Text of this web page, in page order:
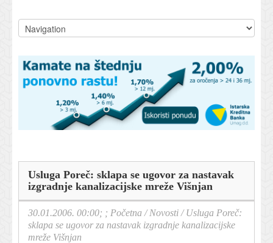
Usluga Poreč: sklapa se ugovor za nastavak
izgradnje kanalizacijske mreže Višnjan
30.01.2006. 00:00; ; Početna /Novosti /Usluga Poreč:
sklapa se ugovor za nastavak izgradnje kanalizacijske
mreže Višnjan